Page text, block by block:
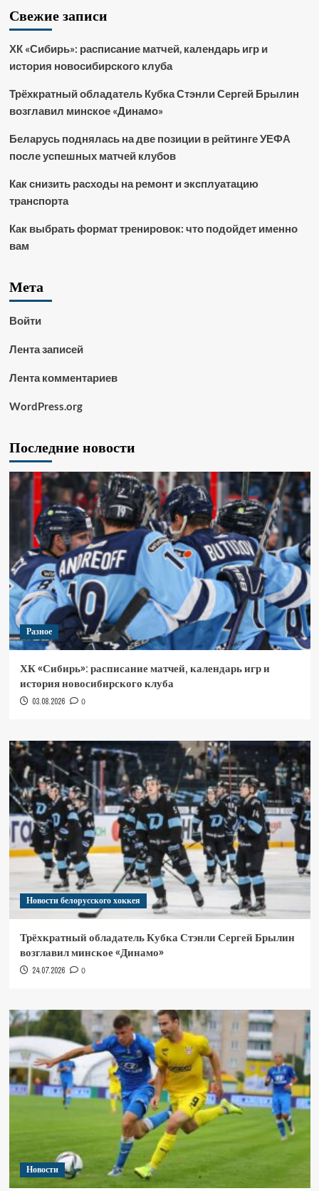
Свежие записи
ХК «Сибирь»: расписание матчей, календарь игр и
история новосибирского клуба
Трёхкратный обладатель Кубка Стэнли Сергей Брылин
возглавил минское «Динамо»
Беларусь поднялась на две позиции в рейтинге УЕФА
после успешных матчей клубов
Как снизить расходы на ремонт и эксплуатацию
транспорта
Как выбрать формат тренировок: что подойдет именно
вам
Мета
Войти
Лента записей
Лента комментариев
WordPress.org
Последние новости
Разное
ХК «Сибирь»: расписание матчей, календарь игр и
история новосибирского клуба
03.08.2026 0
Новости белорусского хоккея
Трёхкратный обладатель Кубка Стэнли Сергей Брылин
возглавил минское «Динамо»
24.07.2026 0
Новости